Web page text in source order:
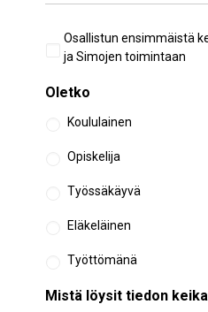
Aiempi
osallistuminen
Osallistun ensimmäistä
ja Simojen toimintaan
Oletko
Koululainen
Opiskelija
Työssäkäyvä
Eläkeläinen
Työttömänä
Mistä löysit tiedon